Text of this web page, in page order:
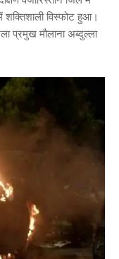
विस्फोट हुआ।
प्रमुख मौलाना अब्दुल्ला